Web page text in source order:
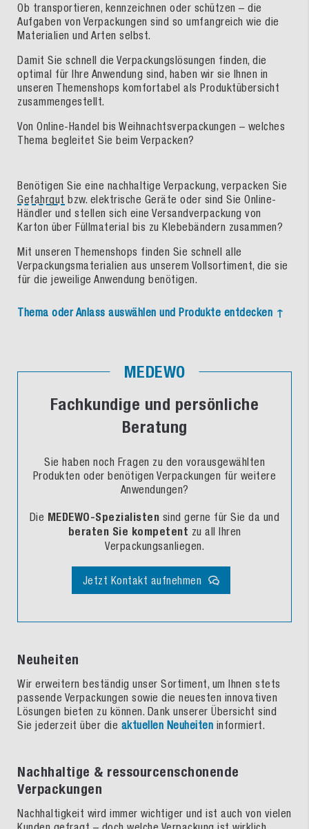
Ob transportieren, kennzeichnen oder schützen – die
Aufgaben von Verpackungen sind so umfangreich wie die
Materialien und Arten selbst.
Damit Sie schnell die Verpackungslösungen finden, die
optimal für Ihre Anwendung sind, haben wir sie Ihnen in
unseren Themenshops komfortabel als Produktübersicht
zusammengestellt.
Von Online-Handel bis Weihnachtsverpackungen – welches
Thema begleitet Sie beim Verpacken?
Benötigen Sie eine nachhaltige Verpackung, verpacken Sie
Gefahrgut bzw. elektrische Geräte oder sind Sie Online-
Händler und stellen sich eine Versandverpackung von
Karton über Füllmaterial bis zu Klebebändern zusammen?
Mit unseren Themenshops finden Sie schnell alle
Verpackungsmaterialien aus unserem Vollsortiment, die sie
für die jeweilige Anwendung benötigen.
Thema oder Anlass auswählen und Produkte entdecken ↑
MEDEWO
Fachkundige und persönliche
Beratung
Sie haben noch Fragen zu den vorausgewählten
Produkten oder benötigen Verpackungen für weitere
Anwendungen?
Die MEDEWO-Spezialisten sind gerne für Sie da und
beraten Sie kompetent zu all Ihren
Verpackungsanliegen.
Jetzt Kontakt aufnehmen
Neuheiten
Wir erweitern beständig unser Sortiment, um Ihnen stets
passende Verpackungen sowie die neuesten innovativen
Lösungen bieten zu können. Dank unserer Übersicht sind
Sie jederzeit über die aktuellen Neuheiten informiert.
Nachhaltige & ressourcenschonende
Verpackungen
Nachhaltigkeit wird immer wichtiger und ist auch von vielen